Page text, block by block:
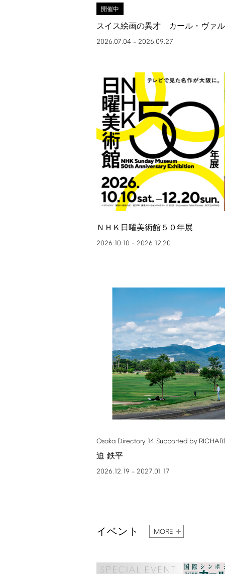
開催中
スイス絵画の異才 カール・ヴァ
2026.07.04 – 2026.09.27
ＮＨＫ日曜美術館５０年展
2026.10.10 – 2026.12.20
Osaka Directory 14 Supported by
迫 鉄平
2026.12.19 – 2027.01.17
イベント MORE